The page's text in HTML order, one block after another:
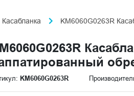
Касабланка KM6060G0263R
KM6060G0263R